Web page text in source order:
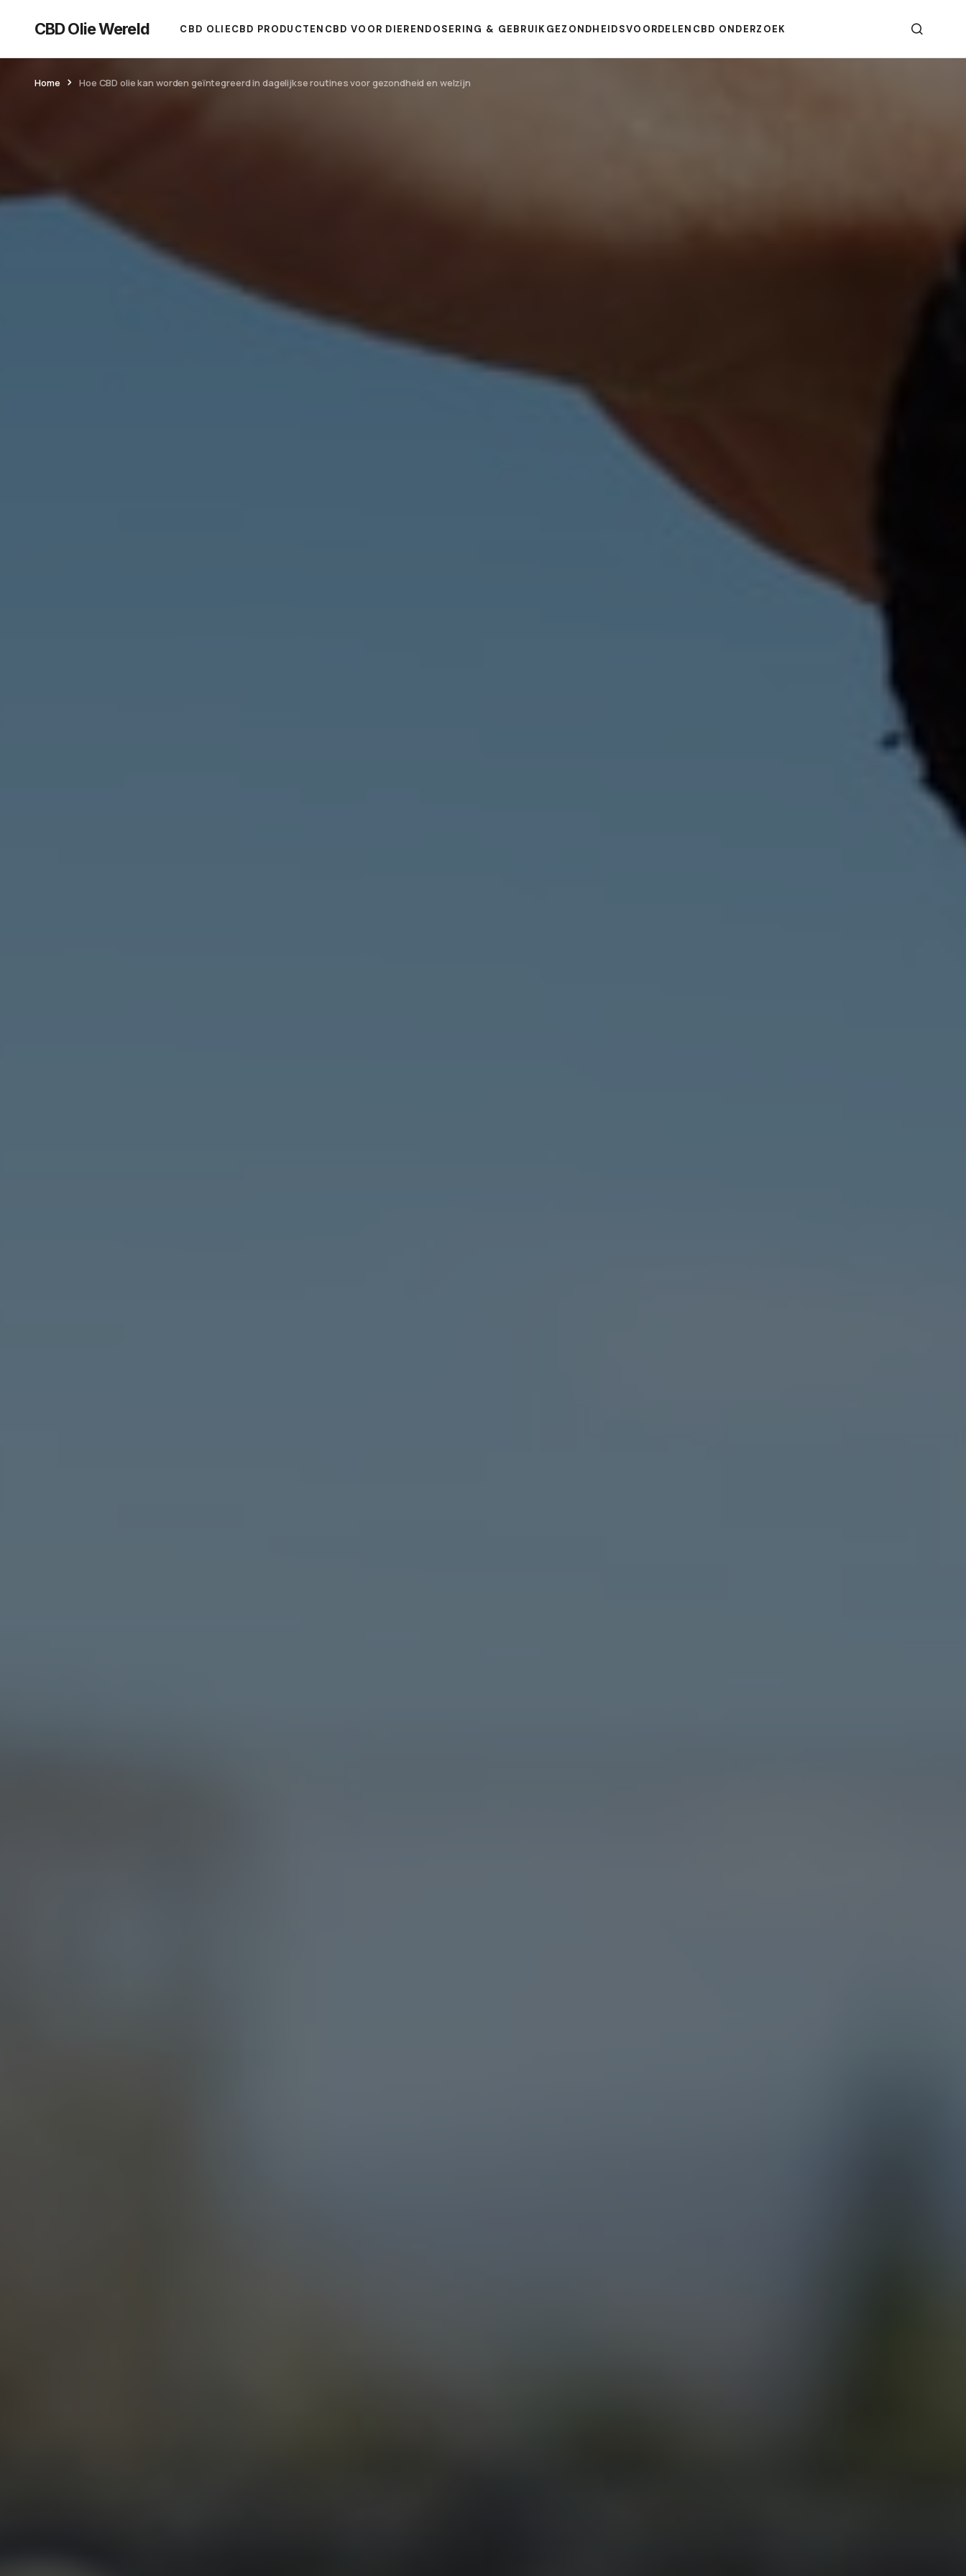
CBD Olie Wereld CBD OLIECBD PRODUCTEN CBD VOOR DIERENDOSERING & GEBRUIK GEZONDHEIDSVOORDELEN CBD ONDERZOEK
Home Hoe CBD olie kan worden geïntegreerd in dagelijkse routines voor gezondheid en welzijn